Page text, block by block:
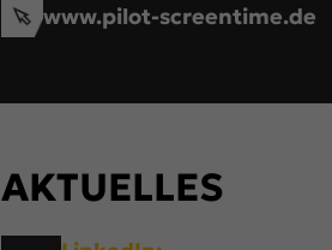
www.pilot-screentime.de
AKTUELLES